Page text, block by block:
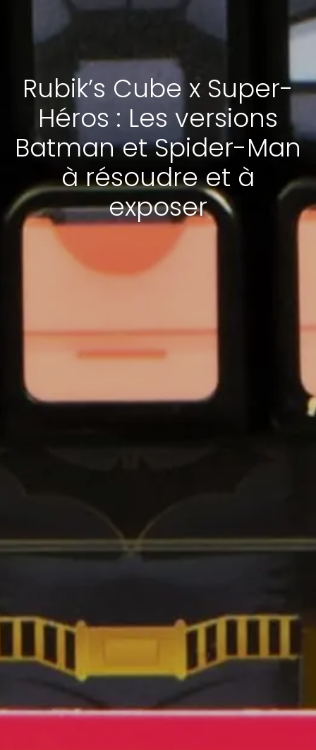
Rubik’s Cube x Super-
Héros : Les versions
Batman et Spider-Man
à résoudre et à
exposer